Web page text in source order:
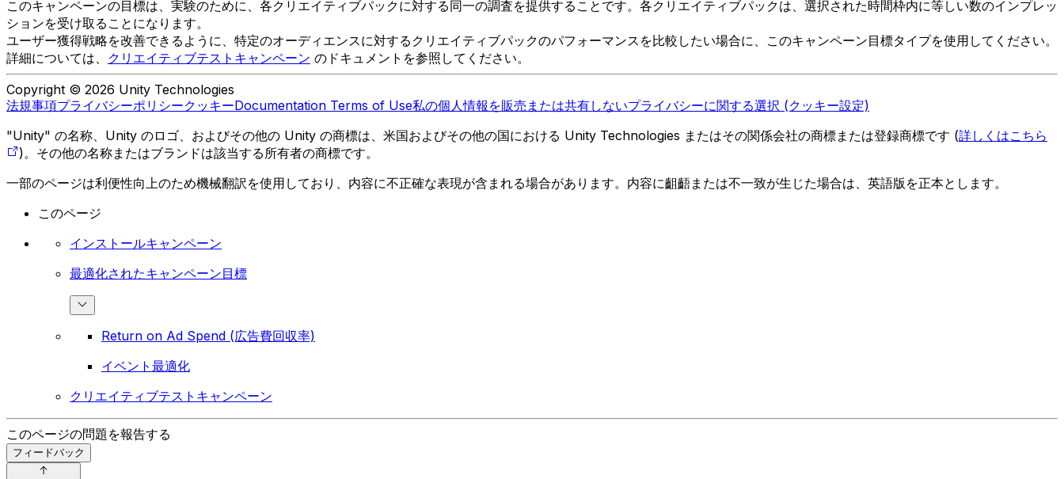
このキャンペーンの目標は、実験のために、各クリエイティブパックに対する同一の調査を提供することです。各クリエイティブパックは、選択された時間枠内に等しい数のインプレッ
ションを受け取ることになります。
ユーザー獲得戦略を改善できるように、特定のオーディエンスに対するクリエイティブパックのパフォーマンスを比較したい場合に、このキャンペーン目標タイプを使用してください。
詳細については、 クリエイティブテストキャンペーン のドキュメントを参照してください。
Copyright © 2026 Unity Technologies
法規事項プライバシーポリシークッキーDocumentation Terms of Use私の個人情報を販売または共有しないプライバシーに関する選択 (クッキー設定)
"Unity" の名称、Unity のロゴ、およびその他の Unity の商標は、米国およびその他の国における Unity Technologies またはその関係会社の商標または登録商標です (詳しくはこちら
)。その他の名称またはブランドは該当する所有者の商標です。
一部のページは利便性向上のため機械翻訳を使用しており、内容に不正確な表現が含まれる場合があります。内容に齟齬または不一致が生じた場合は、英語版を正本とします。
このページ
インストールキャンペーン
最適化されたキャンペーン目標
Return on Ad Spend (広告費回収率)
イベント最適化
クリエイティブテストキャンペーン
このページの問題を報告する
フィードバック